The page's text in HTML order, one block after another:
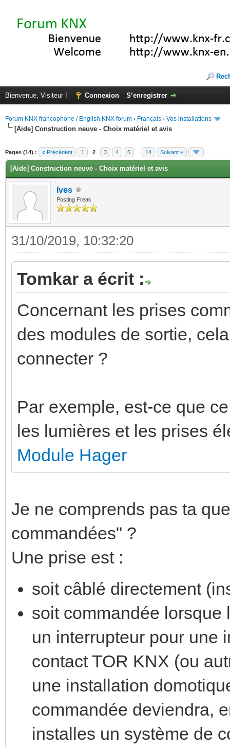
Bienvenue, Visiteur ! Connexion S’enregistrer
Forum KNX francophone / English KNX forum › Français › Vos installations
[Aide] Construction neuve - Choix matériel et avis
Pages (14) : « Précédent 1 2 3 4 5 14 Suivant »
[Aide] Construction neuve - Choix matériel et avis
Ives
Posting Freak
31/10/2019, 10:32:20
Tomkar a écrit :
Concernant les prises
des modules de sortie,
connecter ?
Par exemple, est-ce que
les lumières et les prises
Module Hager
Je ne comprends pas ta
commandées" ?
Une prise est :
soit câblé directement
soit commandée
un interrupteur pour une
contact TOR KNX (ou
une installation
commandée deviendra,
installes un système de